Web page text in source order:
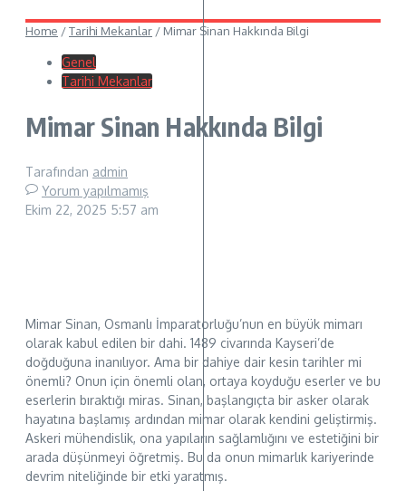
Home /Tarihi Mekanlar / Mimar Sinan Hakkında Bilgi
Genel
Tarihi Mekanlar
Mimar Sinan Hakkında Bilgi
Tarafından admin
Yorum yapılmamış
Ekim 22, 2025 5:57 am
Mimar Sinan, Osmanlı İmparatorluğu’nun en büyük mimarı
olarak kabul edilen bir dahi. 1489 civarında Kayseri’de
doğduğuna inanılıyor. Ama bir dahiye dair kesin tarihler mi
önemli? Onun için önemli olan, ortaya koyduğu eserler ve bu
eserlerin bıraktığı miras. Sinan, başlangıçta bir asker olarak
hayatına başlamış ardından mimar olarak kendini geliştirmiş.
Askeri mühendislik, ona yapıların sağlamlığını ve estetiğini bir
arada düşünmeyi öğretmiş. Bu da onun mimarlık kariyerinde
devrim niteliğinde bir etki yaratmış.